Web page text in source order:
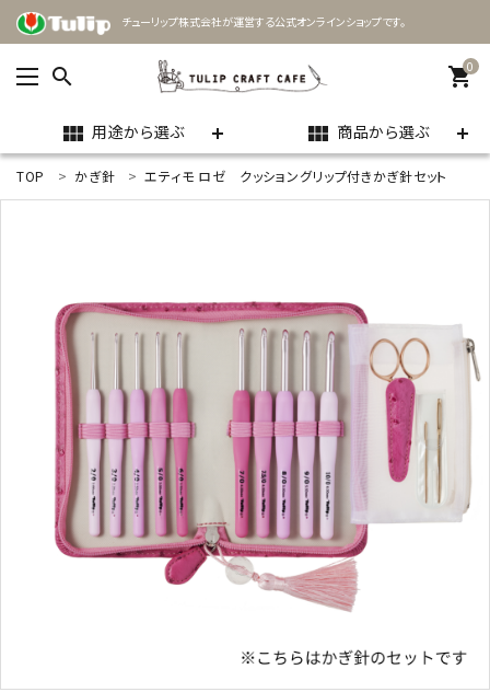
チューリップ株式会社が運営する公式オンラインショップです。
search 0
shopping_cart
view_module 用途から選ぶ view_module 商品から選ぶ
ACCOUNT MENU
search
商品カテゴリー
トピックス
TOP かぎ針 エティモ ロゼ クッショングリップ付きかぎ針セット